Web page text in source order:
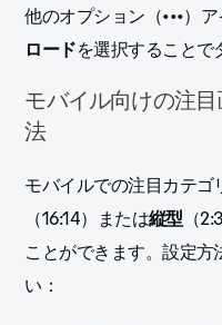
他のオプション（•••）
ロードを選択することで
モバイル向けの注
法
モバイルでの注目カテゴ
（16:14）または縦型（
ことができます。設定
い：